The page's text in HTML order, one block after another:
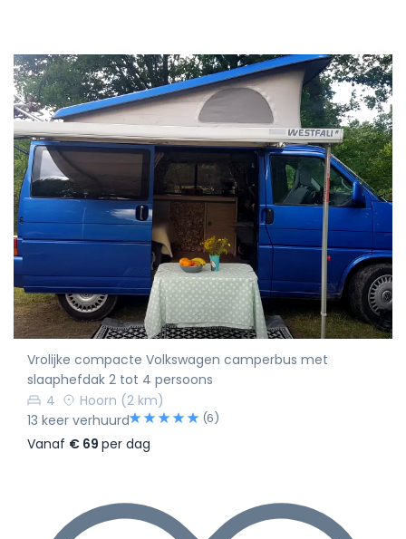
Vrolijke compacte Volkswagen camperbus met
slaaphefdak 2 tot 4 persoons
4
Hoorn (2 km)
13 keer verhuurd
(6)
Vanaf € 69 per dag